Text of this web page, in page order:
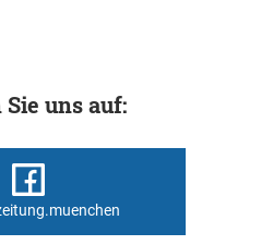
Sie uns auf: